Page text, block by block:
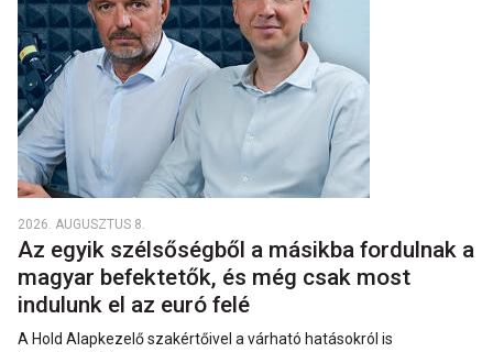
2026. AUGUSZTUS 8.
Az egyik szélsőségből a másikba fordulnak a
magyar befektetők, és még csak most
indulunk el az euró felé
A Hold Alapkezelő szakértőivel a várható hatásokról is